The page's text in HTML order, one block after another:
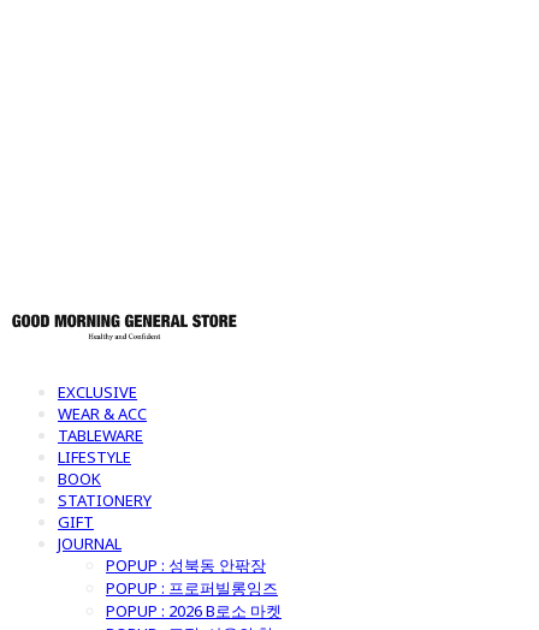
EXCLUSIVE
WEAR & ACC
TABLEWARE
LIFESTYLE
BOOK
STATIONERY
GIFT
JOURNAL
POPUP : 성북동 안팎장
POPUP : 프로퍼빌롱잉즈
POPUP : 2026 B로소 마켓